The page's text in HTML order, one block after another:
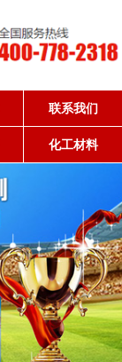
联系我们
化工材料